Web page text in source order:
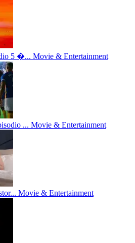
5 �... Movie & Entertainment
... Movie & Entertainment
Movie & Entertainment